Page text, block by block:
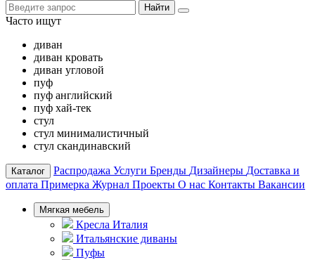
Найти
Часто ищут
диван
диван кровать
диван угловой
пуф
пуф английский
пуф хай-тек
стул
стул минималистичный
стул скандинавский
Каталог Распродажа Услуги Бренды Дизайнеры Доставка и
оплата Примерка Журнал Проекты О нас Контакты Вакансии
Мягкая мебель
Кресла Италия
Итальянские диваны
Пуфы